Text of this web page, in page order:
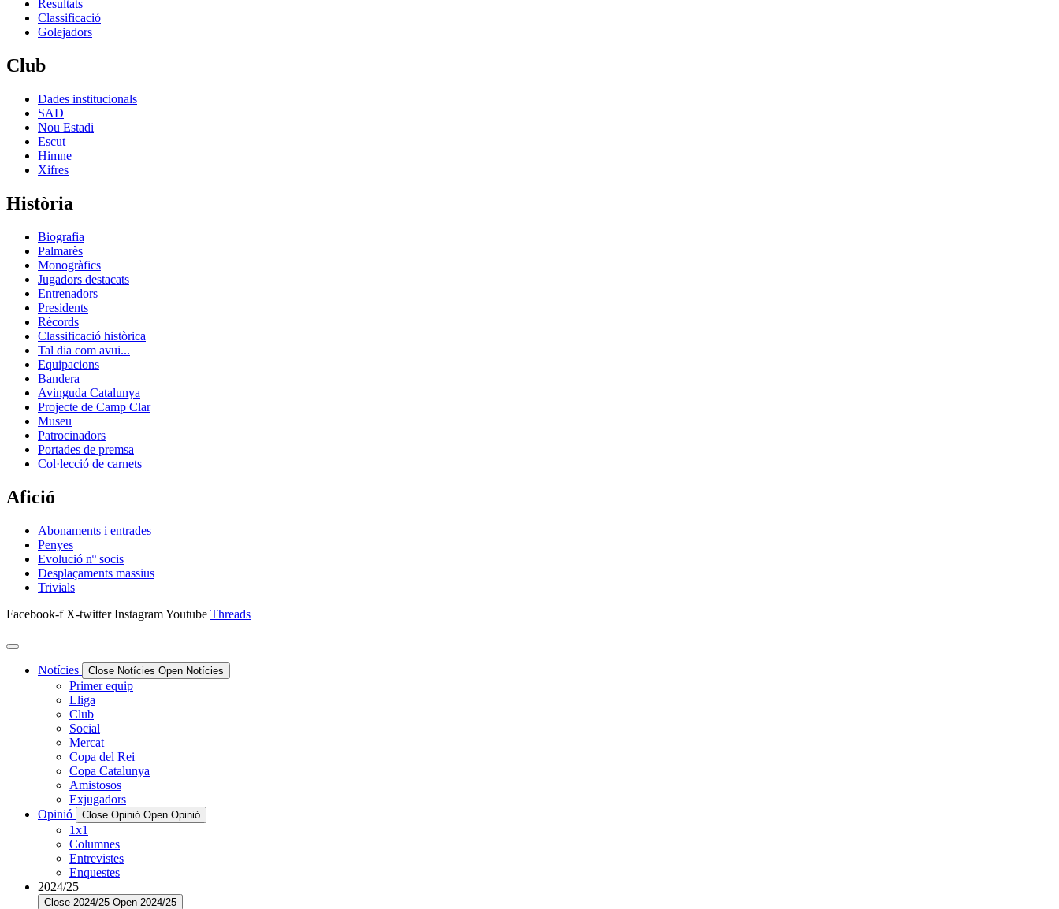
Resultats
Classificació
Golejadors
Club
Dades institucionals
SAD
Nou Estadi
Escut
Himne
Xifres
Història
Biografia
Palmarès
Monogràfics
Jugadors destacats
Entrenadors
Presidents
Rècords
Classificació històrica
Tal dia com avui...
Equipacions
Bandera
Avinguda Catalunya
Projecte de Camp Clar
Museu
Patrocinadors
Portades de premsa
Col·lecció de carnets
Afició
Abonaments i entrades
Penyes
Evolució nº socis
Desplaçaments massius
Trivials
Facebook-f X-twitter InstagramYoutube Threads
Notícies Close Notícies Open Notícies
Primer equip
Lliga
Club
Social
Mercat
Copa del Rei
Copa Catalunya
Amistosos
Exjugadors
Opinió
Close Opinió Open Opinió
1x1
Columnes
Entrevistes
Enquestes
2024/25
Close 2024/25 Open 2024/25